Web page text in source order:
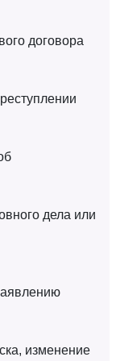
договора
дела или
изменение